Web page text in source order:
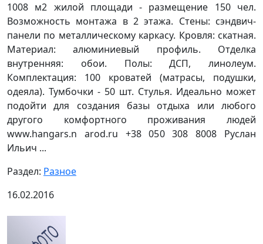
1008 м2 жилой площади - размещение 150 чел.
Возможность монтажа в 2 этажа. Стены: сэндвич-
панели по металлическому каркасу. Кровля: скатная.
Материал: алюминиевый профиль. Отделка
внутренняя: обои. Полы: ДСП, линолеум.
Комплектация: 100 кроватей (матрасы, подушки,
одеяла). Тумбочки - 50 шт. Стулья. Идеально может
подойти для создания базы отдыха или любого
другого комфортного проживания людей
www.hangars.n arod.ru +38 050 308 8008 Руслан
Ильич ...
Раздел: Разное
16.02.2016